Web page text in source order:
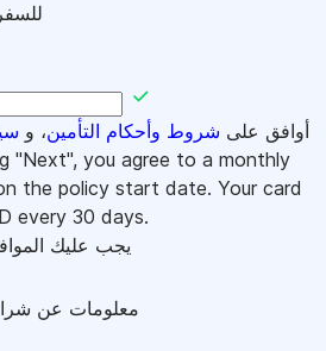
أوافق على شروط وأحكام التأمين، و
"Next", you agree to a monthly
the policy start date. Your card
every 30 days.
يجب عليك
معلومات عن